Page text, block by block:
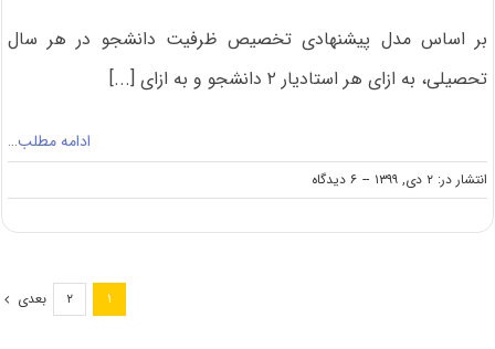
بر اساس مدل پیشنهادی تخصیص ظرفیت دانشجو در هر سال
تحصیلی، به ازای هر استادیار ۲ دانشجو و به ازای [...]
ادامه مطلب…
انتشار در: ۲ دی, ۱۳۹۹ -- ۶ دیدگاه
on
اعلام
۱ ۲ بعدی